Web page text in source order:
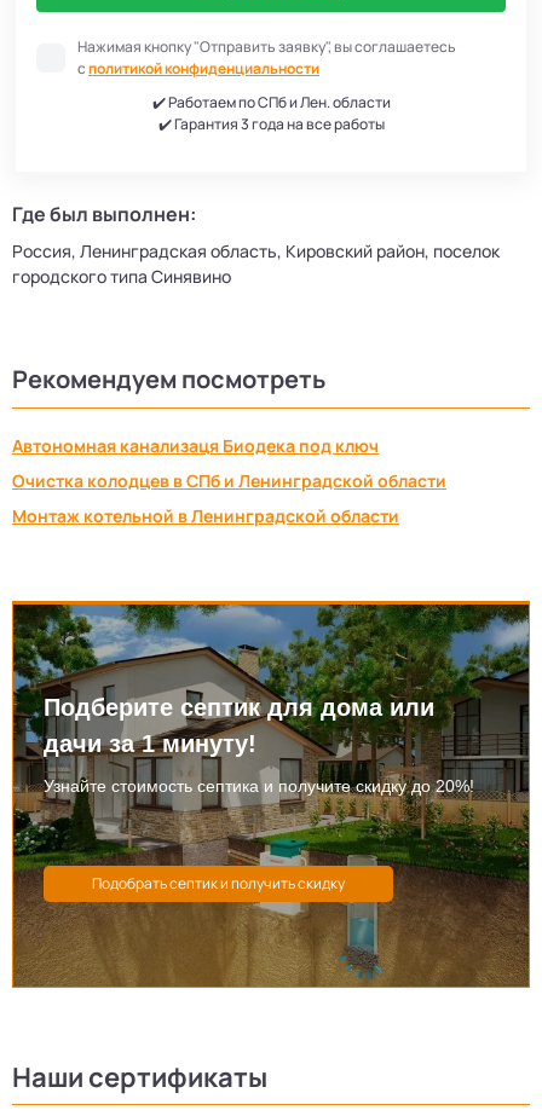
Нажимая кнопку "Отправить заявку", вы соглашаетесь
сполитикой конфиденциальности
✔️ Работаем по СПб и Лен. области
✔️ Гарантия 3 года на все работы
Где был выполнен:
Россия, Ленинградская область, Кировский район, поселок
городского типа Синявино
Рекомендуем посмотреть
Автономная канализаця Биодека под ключ
Очистка колодцев в СПб и Ленинградской области
Монтаж котельной в Ленинградской области
Подберите септик для дома или
дачи за 1 минуту!
Узнайте стоимость септика и получите скидку до 20%!
Наши сертификаты